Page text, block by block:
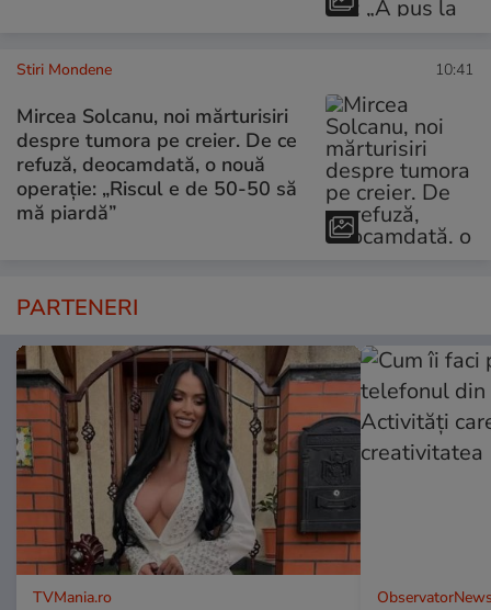
Stiri Mondene 10:41
Mircea Solcanu, noi mărturisiri
despre tumora pe creier. De ce
refuză, deocamdată, o nouă
operație: „Riscul e de 50-50 să
mă piardă”
PARTENERI
TVMania.ro